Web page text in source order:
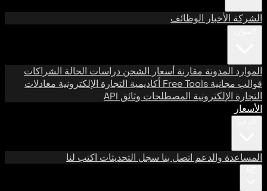
الشركة الأخبار الوظائف
الموارد المدونة مقارنة أسعار الشحن دراسات الحالة الشراكات
قوالب مجانية Free Tools أكاديمية التجارة الإلكترونية معادلات
التجارة الإلكترونية المصطلحات وثائق API
الأسعار
المساعدة والدعم اتصل بنا سجل التحديثات اكتب لنا